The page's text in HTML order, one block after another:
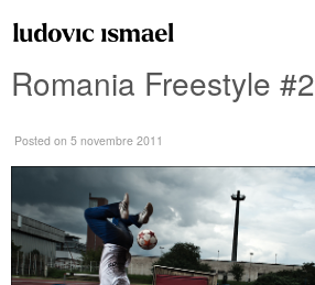
Romania Freestyle #2
Posted on 5 novembre 2011